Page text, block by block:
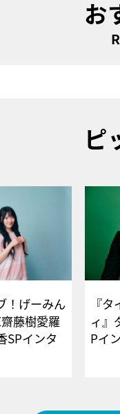
お
ピ
！げーみん
藤樹愛羅
SPインタ
『
ィ』
P